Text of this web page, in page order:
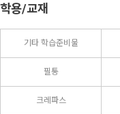
학용/교재
기타 학습준비물
필통
크레파스